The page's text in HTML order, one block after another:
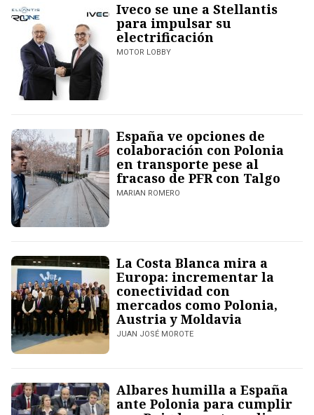
Iveco se une a Stellantis
para impulsar su
electrificación
MOTOR LOBBY
España ve opciones de
colaboración con Polonia
en transporte pese al
fracaso de PFR con Talgo
MARIAN ROMERO
La Costa Blanca mira a
Europa: incrementar la
conectividad con
mercados como Polonia,
Austria y Moldavia
JUAN JOSÉ MOROTE
Albares humilla a España
ante Polonia para cumplir